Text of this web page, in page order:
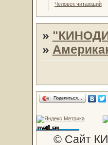
Человек читающий
»
»
Поделиться…
© Сайт